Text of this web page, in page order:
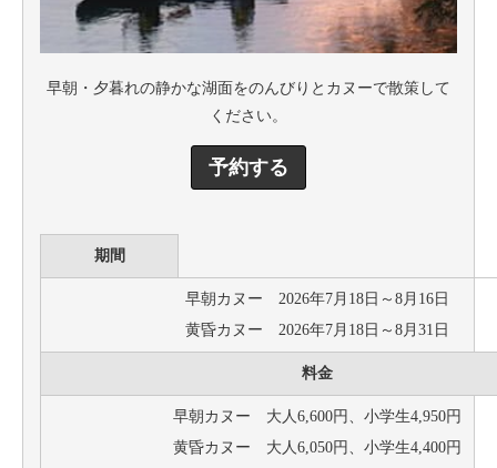
早朝・夕暮れの静かな湖面をのんびりとカヌーで散策して
ください。
予約する
期間
早朝カヌー 2026年7月18日～8月16日
黄昏カヌー 2026年7月18日～8月31日
料金
早朝カヌー 大人6,600円、小学生4,950円
黄昏カヌー 大人6,050円、小学生4,400円